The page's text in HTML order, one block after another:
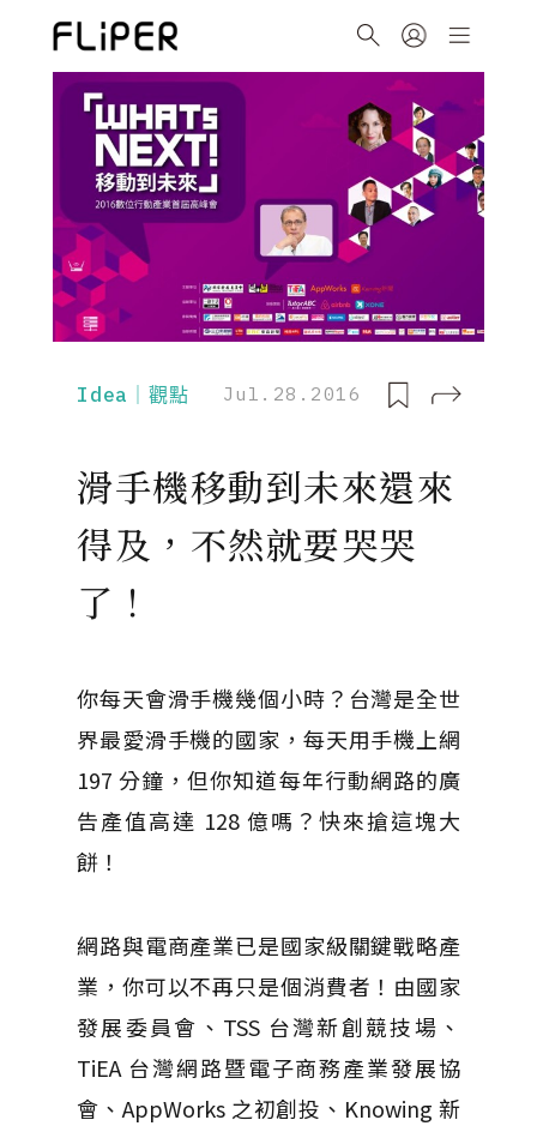
Idea｜觀點 Jul.28.2016
滑手機移動到未來還來
得及，不然就要哭哭
了！
你每天會滑手機幾個小時？台灣是全世
界最愛滑手機的國家，每天用手機上網
197 分鐘，但你知道每年行動網路的廣
告產值高達 128 億嗎？快來搶這塊大
餅！
網路與電商產業已是國家級關鍵戰略產
業，你可以不再只是個消費者！由國家
發展委員會、TSS 台灣新創競技場、
TiEA 台灣網路暨電子商務產業發展協
會、AppWorks 之初創投、Knowing 新